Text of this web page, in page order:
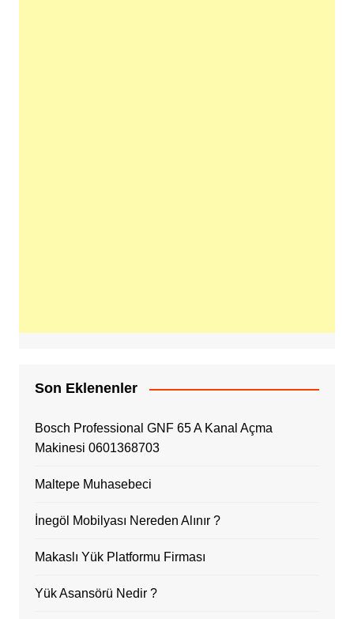
Son Eklenenler
Bosch Professional GNF 65 A Kanal Açma
Makinesi 0601368703
Maltepe Muhasebeci
İnegöl Mobilyası Nereden Alınır ?
Makaslı Yük Platformu Firması
Yük Asansörü Nedir ?